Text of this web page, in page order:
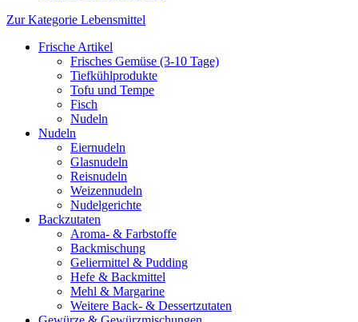
Zur Kategorie Lebensmittel
Frische Artikel
Frisches Gemüse (3-10 Tage)
Tiefkühlprodukte
Tofu und Tempe
Fisch
Nudeln
Nudeln
Eiernudeln
Glasnudeln
Reisnudeln
Weizennudeln
Nudelgerichte
Backzutaten
Aroma- & Farbstoffe
Backmischung
Geliermittel & Pudding
Hefe & Backmittel
Mehl & Margarine
Weitere Back- & Dessertzutaten